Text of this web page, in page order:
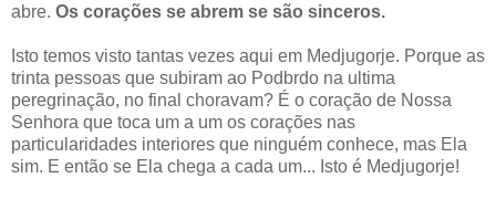
abre. Os corações se abrem se são sinceros.
Isto temos visto tantas vezes aqui em Medjugorje. Porque as
trinta pessoas que subiram ao Podbrdo na ultima
peregrinação, no final choravam? É o coração de Nossa
Senhora que toca um a um os corações nas
particularidades interiores que ninguém conhece, mas Ela
sim. E então se Ela chega a cada um... Isto é Medjugorje!